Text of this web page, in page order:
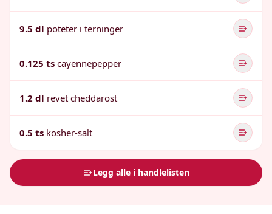
9.5 dl poteter i terninger
0.125 ts cayennepepper
1.2 dl revet cheddarost
0.5 ts kosher-salt
Legg alle i handlelisten